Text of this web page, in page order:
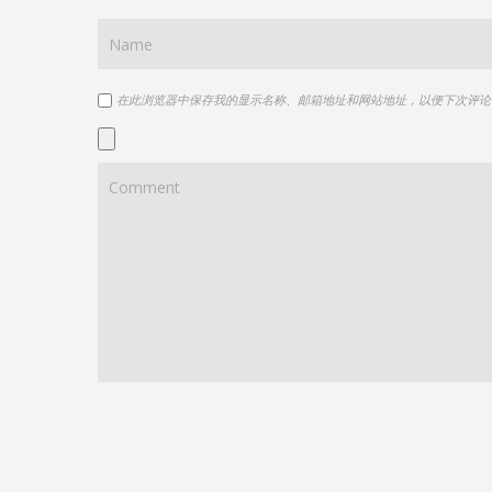
在此浏览器中保存我的显示名称、邮箱地址和网站地址，以便下次评